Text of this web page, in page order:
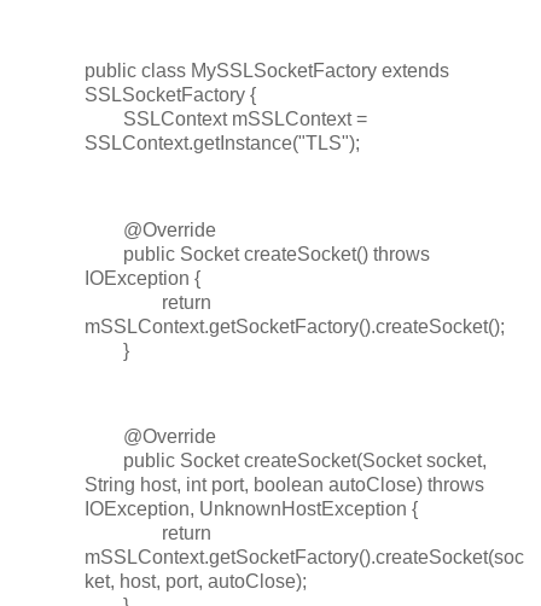
public class MySSLSocketFactory extends
SSLSocketFactory {
SSLContext mSSLContext =
SSLContext.getInstance("TLS");
@Override
public Socket createSocket() throws
IOException {
return
mSSLContext.getSocketFactory().createSocket();
}
@Override
public Socket createSocket(Socket socket,
String host, int port, boolean autoClose) throws
IOException, UnknownHostException {
return
mSSLContext.getSocketFactory().createSocket(soc
ket, host, port, autoClose);